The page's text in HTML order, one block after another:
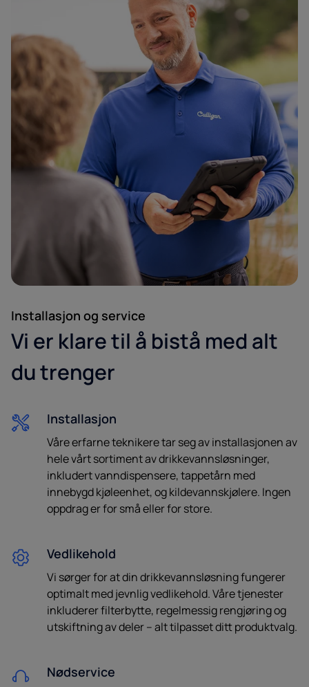
Installasjon og service
Vi er klare til å bistå med alt
du trenger
Installasjon
Våre erfarne teknikere tar seg av installasjonen av
hele vårt sortiment av drikkevannsløsninger,
inkludert vanndispensere, tappetårn med
innebygd kjøleenhet, og kildevannskjølere. Ingen
oppdrag er for små eller for store.
Vedlikehold
Vi sørger for at din drikkevannsløsning fungerer
optimalt med jevnlig vedlikehold. Våre tjenester
inkluderer filterbytte, regelmessig rengjøring og
utskiftning av deler – alt tilpasset ditt produktvalg.
Nødservice